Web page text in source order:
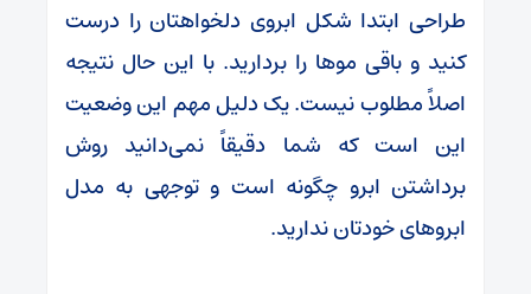
طراحی ابتدا شکل ابروی دلخواهتان را درست
کنید و باقی موها را بردارید. با این حال نتیجه
اصلاً مطلوب نیست. یک دلیل مهم این وضعیت
این است که شما دقیقاً نمی‌دانید روش
برداشتن ابرو چگونه است و توجهی به مدل
ابروهای خودتان ندارید.